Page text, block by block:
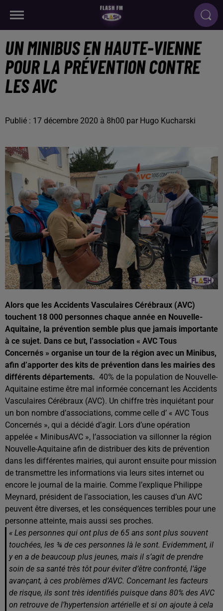
UN MINIBUS EN HAUTE-VIENNE
POUR LA PRÉVENTION CONTRE
LES AVC
Publié : 17 décembre 2020 à 8h00 par Hugo Kucharski
Alors que les Accidents Vasculaires Cérébraux (AVC)
touchent 18 000 personnes chaque année en Nouvelle-
Aquitaine, la prévention semble plus que jamais importante
à ce sujet. Dans ce but, l’association « AVC Tous
Concernés » organise un tour de la région avec un Minibus,
afin d’apporter des kits de prévention dans les mairies des
différents départements. 40% de la population de Nouvelle-
Aquitaine estime être mal informée concernant les Accidents
Vasculaires Cérébraux (AVC). Un chiffre très inquiétant pour
un bon nombre d’associations, comme celle d’ « AVC Tous
Concernés », qui a décidé d’agir. Lors d’une opération
appelée « MinibusAVC », l’association va sillonner la région
Nouvelle-Aquitaine afin de distribuer des kits de prévention
dans les différentes mairies, qui auront ensuite pour mission
de transmettre les informations via leurs sites internet ou
encore le journal de la mairie. Comme l’explique Philippe
Meynard, président de l’association, les causes d’un AVC
peuvent être diverses, et les conséquences terribles pour une
personne atteinte, mais aussi ses proches.
« Les personnes qui ont plus de 65 ans sont plus souvent
touchées, les ¾ de ces personnes là le sont. Evidemment, il
y en a de beaucoup plus jeunes, mais il s’agit de prendre
soin de sa santé très tôt pour éviter d’être confronté, l’âge
avançant, à ces problèmes d’AVC. Concernant les facteurs
de risque, ils sont très identifiés puisque dans 80% des AVC
on retrouve de l’hypertension artérielle et si on ajoute à cela